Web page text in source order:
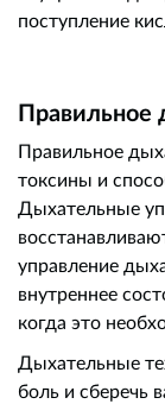
поступление
Правильное
Правильное
токсины и
Дыхательные
управление
внутреннее
когда это
Дыхательные
боль и сберечь